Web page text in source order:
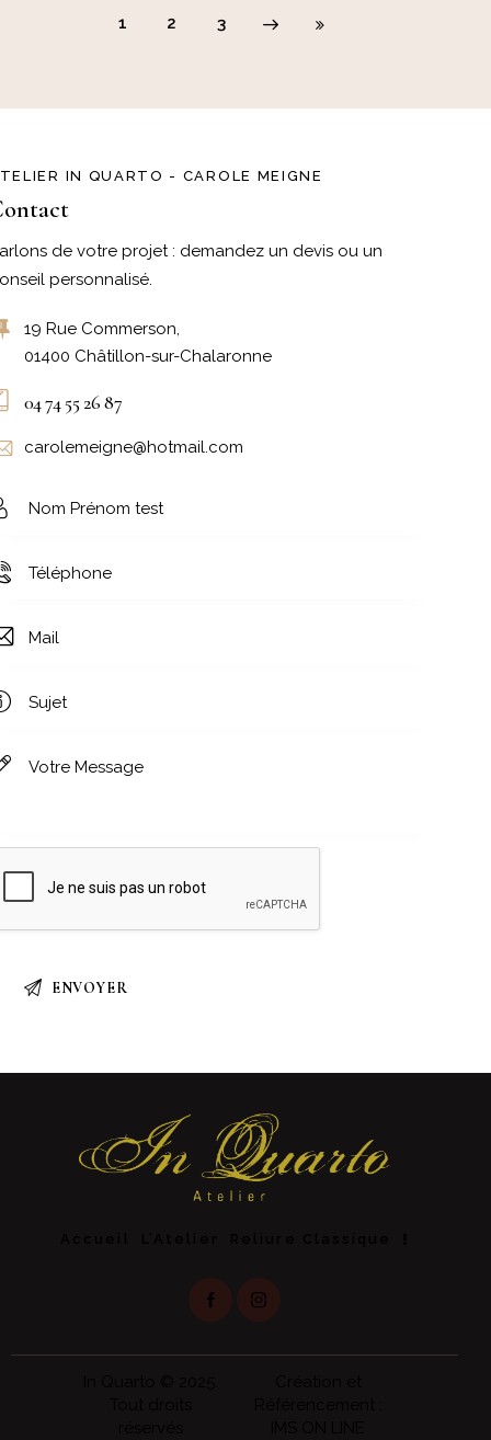
1 2 3
Next Last
IN QUARTO - CAROLE MEIGNE
de votre projet : demandez un devis ou un
personnalisé.
19 Rue Commerson,
01400 Châtillon-sur-Chalaronne
04 74 55 26 87
carolemeigne@hotmail.com